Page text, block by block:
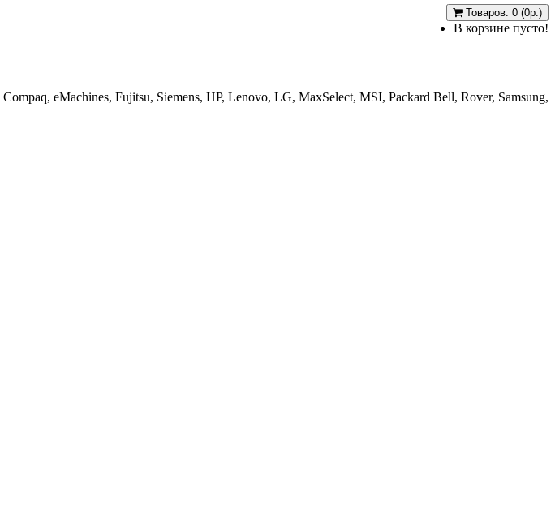
Товаров: 0 (0р.)
В корзине пусто!
eMachines, Fujitsu, Siemens, HP, Lenovo, LG, MaxSelect, MSI, Packard Bell, Rover, Samsung,